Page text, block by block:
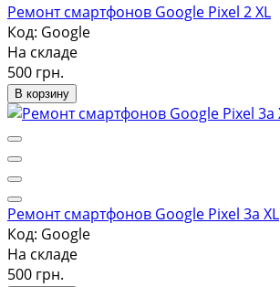
Ремонт смартфонов Google Pixel 2 XL
Код: Google
На складе
500 грн.
В корзину
Ремонт смартфонов Google Pixel 3a XL
Код: Google
На складе
500 грн.